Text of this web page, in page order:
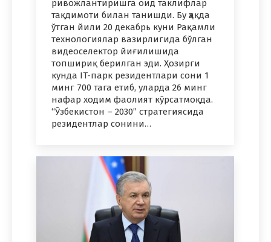
ривожлантиришга оид таклифлар
тақдимоти билан танишди. Бу ҳақда
ўтган йили 20 декабрь куни Рақамли
технологиялар вазирлигида бўлган
видеоселектор йиғилишида
топшириқ берилган эди. Ҳозирги
кунда IT-парк резидентлари сони 1
минг 700 тага етиб, уларда 26 минг
нафар ходим фаолият кўрсатмоқда.
“Ўзбекистон – 2030” стратегиясида
резидентлар сонини…